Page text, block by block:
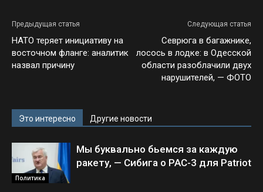
Предыдущая статья
НАТО теряет инициативу на
восточном фланге: аналитик
назвал причину
Следующая статья
Севрюга в багажнике,
лосось в лодке: в Одесской
области разоблачили двух
нарушителей, — ФОТО
Это интересно Другие новости
Политика
Мы буквально бьемся за каждую
ракету, — Сибига о PAC-3 для Patriot